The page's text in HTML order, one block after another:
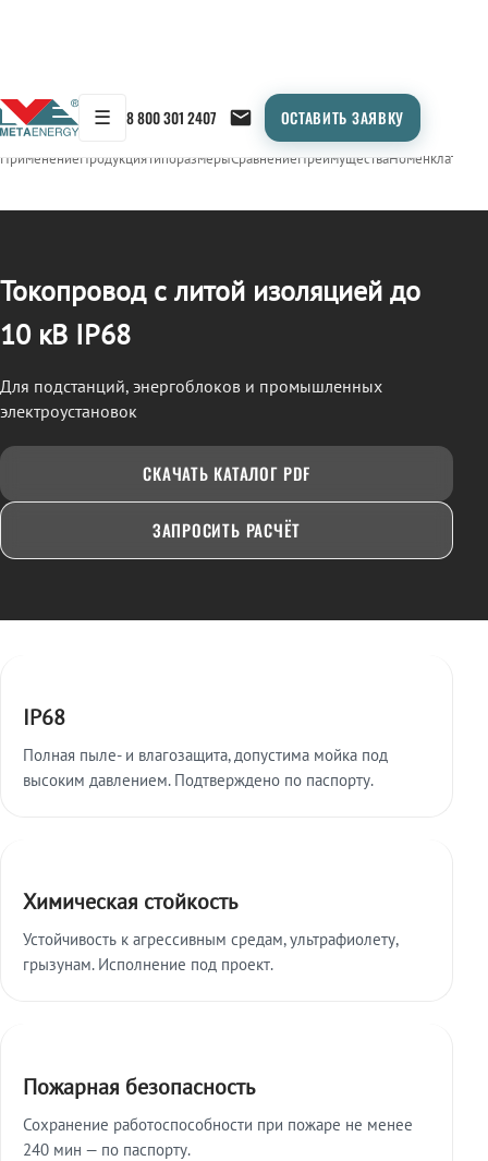
☰ 8 800 301 2407 ОСТАВИТЬ ЗАЯВКУ
← Продукция/ТОКОПРОВОД
ПрименениеПродукцияТипоразмерыСравнениеПреимуществаНоменклатура
Токопровод с литой изоляцией до
10 кВ IP68
Для подстанций, энергоблоков и промышленных
электроустановок
СКАЧАТЬ КАТАЛОГ PDF
ЗАПРОСИТЬ РАСЧЁТ
IP68
Полная пыле- и влагозащита, допустима мойка под
высоким давлением. Подтверждено по паспорту.
Химическая стойкость
Устойчивость к агрессивным средам, ультрафиолету,
грызунам. Исполнение под проект.
Пожарная безопасность
Сохранение работоспособности при пожаре не менее
240 мин — по паспорту.